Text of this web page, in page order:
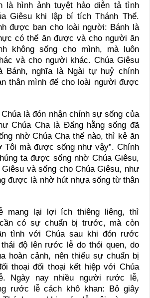
là hình ảnh tuyệt hảo diễn tả tình
Giêsu khi lập bí tích Thánh Thể.
được ban cho loài người: Bánh là
có thể ăn được và cho người ăn
không sống cho mình, mà luôn
và cho người khác. Chúa Giêsu
Bánh, nghĩa là Ngài tự huỷ chính
thân mình để cho loài người được
là đón nhận chính sự sống của
Chúa Cha là Đấng hằng sống đã
nhờ Chúa Cha thế nào, thì kẻ ăn
Tôi mà được sống như vậy”. Chính
ta được sống nhờ Chúa Giêsu,
và sống cho Chúa Giêsu, như
được là nhờ hút nhựa sống từ thân
mang lại lợi ích thiêng liêng, thì
có sự chuẩn bị trước, mà còn
tình với Chúa sau khi đón rước
độ lên rước lễ do thói quen, do
hoàn cảnh, nên thiếu sự chuẩn bị
thoại đối thoại kết hiệp với Chúa
Ngày nay nhiều người rước lễ,
rước lễ cách khô khan: Bỏ giây